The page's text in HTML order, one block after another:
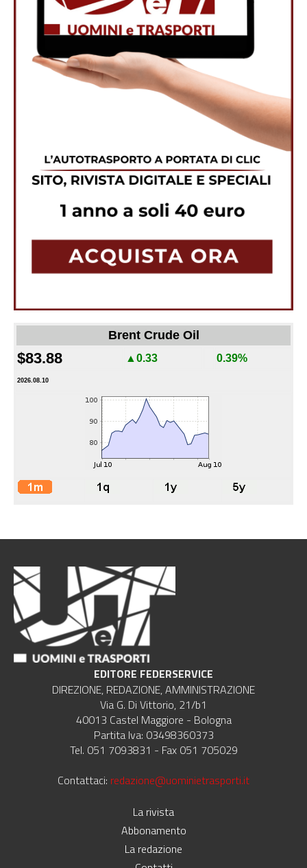
Brent Crude Oil
$83.88 ▲0.33 0.39%
2026.08.10
EDITORE FEDERSERVICE
DIREZIONE, REDAZIONE, AMMINISTRAZIONE
Via G. Di Vittorio, 21/b1
40013 Castel Maggiore - Bologna
Partita Iva: 03498360373
Tel. 051 7093831 - Fax 051 705029
Contattaci: redazione@uominietrasporti.it
La rivista
Abbonamento
La redazione